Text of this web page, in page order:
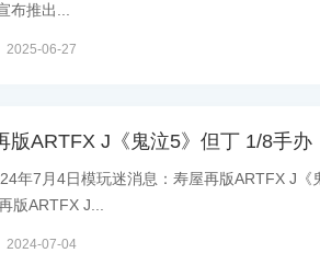
布推出...
2025-06-27
版ARTFX J《鬼泣5》但丁 1/8手办
7月4日模玩迷消息：寿屋再版ARTFX J
版ARTFX J...
2024-07-04